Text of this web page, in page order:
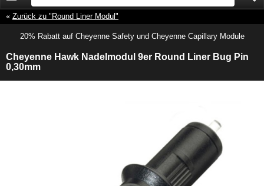
Zurück zu "Round Liner Modul"
20% Rabatt auf Cheyenne Safety und Cheyenne Capillary Module
Cheyenne Hawk Nadelmodul 9er Round Liner Bug Pin
0,30mm